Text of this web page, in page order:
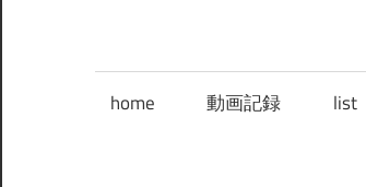
home 動画記録 list